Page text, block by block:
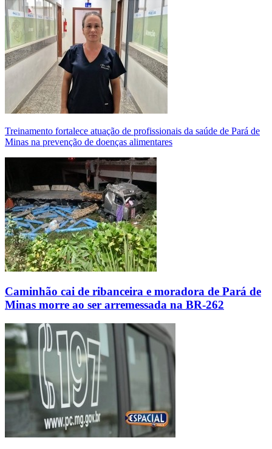
Treinamento fortalece atuação de profissionais da saúde de Pará de
Minas na prevenção de doenças alimentares
Caminhão cai de ribanceira e moradora de Pará de
Minas morre ao ser arremessada na BR-262